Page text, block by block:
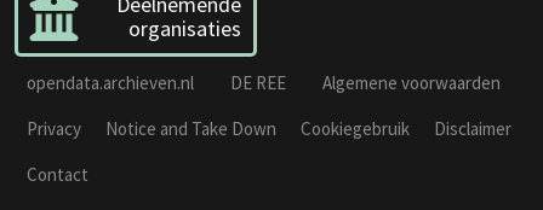
organisaties
opendata.archieven.nl DE REE
Algemene voorwaarden
Privacy
Notice and Take Down Cookiegebruik
Disclaimer
Contact